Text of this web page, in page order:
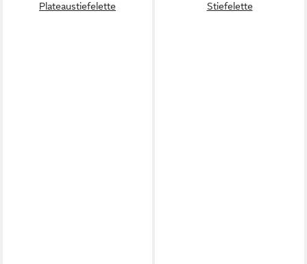
Plateaustiefelette
Stiefelette